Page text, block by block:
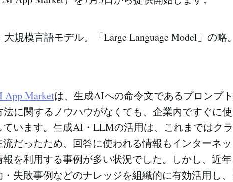
規模言語モデル。「Large Language Model」の
Marketは、生成AIへの命令文であるプロンプ
に関するノウハウがなくても、企業内ですぐに
ています。生成AI・LLMの活用は、これまではク
だったため、回答に使われる情報もインターネ
報を利用する事例が多い状況でした。しかし、近
・失敗事例などのナレッジを組織的に有効活用し